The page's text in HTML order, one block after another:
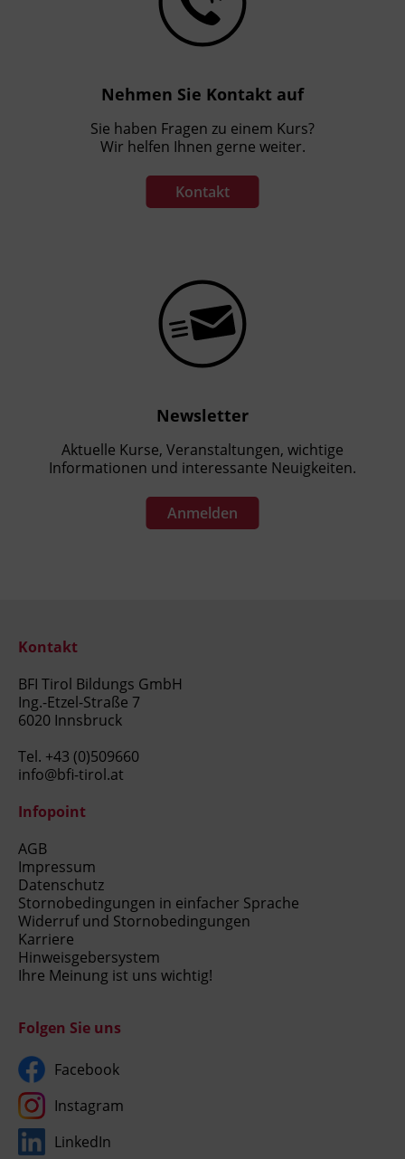
Nehmen Sie Kontakt auf
Sie haben Fragen zu einem Kurs?
Wir helfen Ihnen gerne weiter.
Kontakt
Newsletter
Aktuelle Kurse, Veranstaltungen, wichtige
Informationen und interessante Neuigkeiten.
Anmelden
Kontakt
BFI Tirol Bildungs GmbH
Ing.-Etzel-Straße 7
6020 Innsbruck
Tel. +43 (0)509660
info@bfi-tirol.at
Infopoint
AGB
Impressum
Datenschutz
Stornobedingungen in einfacher Sprache
Widerruf und Stornobedingungen
Karriere
Hinweisgebersystem
Ihre Meinung ist uns wichtig!
Folgen Sie uns
Facebook
Instagram
LinkedIn